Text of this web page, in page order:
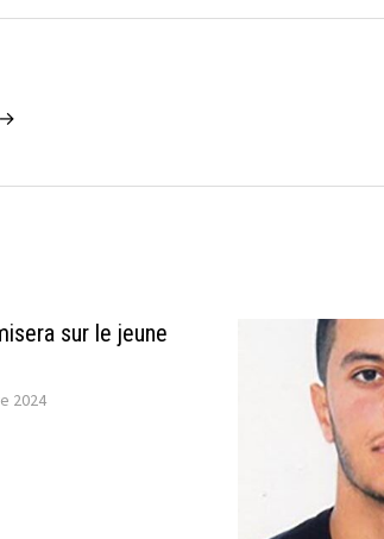
→
sur le jeune
2024